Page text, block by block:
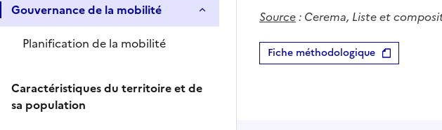
Gouvernance de la mobilité
Planification de la mobilité
Caractéristiques du territoire et de
sa population
Source: Cerema, Liste et
Fiche méthodologique